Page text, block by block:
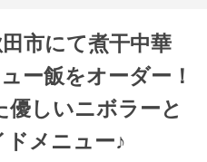
市にて煮干中華
ー飯をオーダー！
優しいニボラーと
メニュー♪